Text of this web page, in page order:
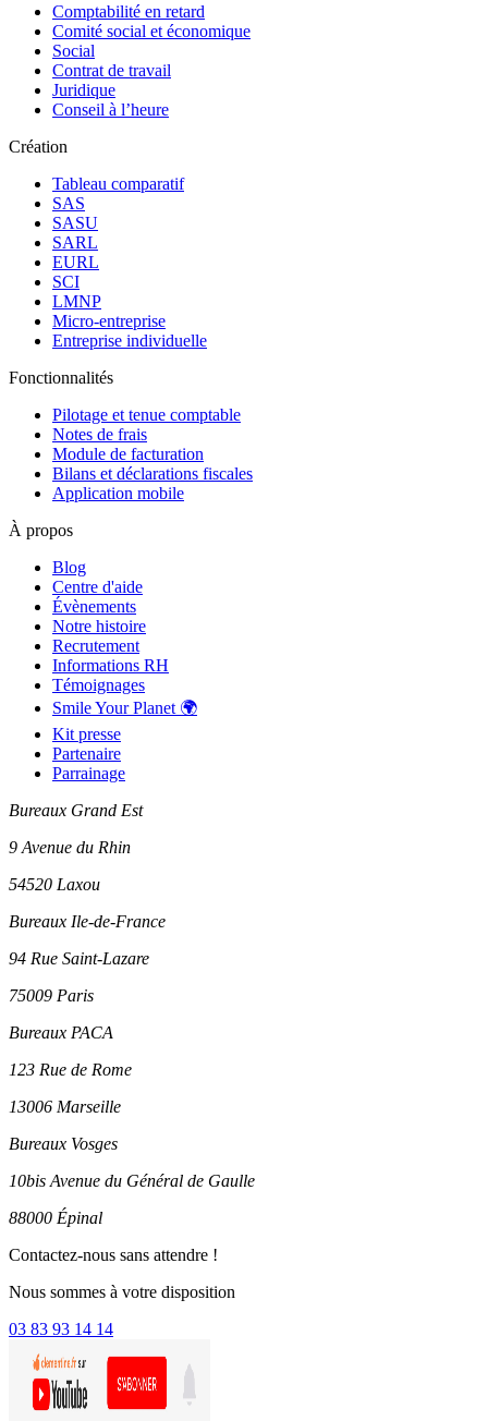
Comptabilité en retard
Comité social et économique
Social
Contrat de travail
Juridique
Conseil à l’heure
Création
Tableau comparatif
SAS
SASU
SARL
EURL
SCI
LMNP
Micro-entreprise
Entreprise individuelle
Fonctionnalités
Pilotage et tenue comptable
Notes de frais
Module de facturation
Bilans et déclarations fiscales
Application mobile
À propos
Blog
Centre d'aide
Évènements
Notre histoire
Recrutement
Informations RH
Témoignages
Smile Your Planet 🌍
Kit presse
Partenaire
Parrainage
Bureaux Grand Est
9 Avenue du Rhin
54520 Laxou
Bureaux Ile-de-France
94 Rue Saint-Lazare
75009 Paris
Bureaux PACA
123 Rue de Rome
13006 Marseille
Bureaux Vosges
10bis Avenue du Général de Gaulle
88000 Épinal
Contactez-nous sans attendre !
Nous sommes à votre disposition
03 83 93 14 14